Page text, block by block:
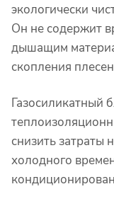
экологически
Он не содержит
дышащим
скопления
Газосиликатный
снизить затраты
холодного